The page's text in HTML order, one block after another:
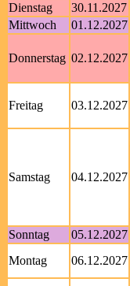
Dienstag
30.11.2027
Mittwoch
01.12.2027
Donnerstag 02.12.2027
Freitag 03.12.2027
Samstag 04.12.2027
Sonntag
05.12.2027
Montag
06.12.2027